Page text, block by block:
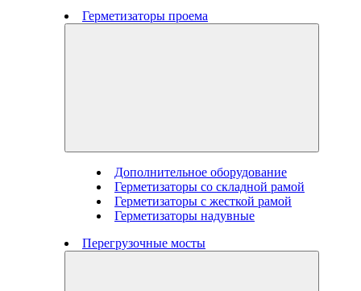
Герметизаторы проема
Дополнительное оборудование
Герметизаторы со складной рамой
Герметизаторы с жесткой рамой
Герметизаторы надувные
Перегрузочные мосты